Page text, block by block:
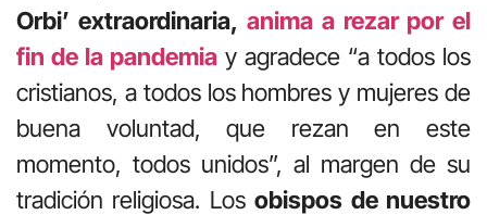
Orbi’ extraordinaria, anima a rezar por el
fin de la pandemia y agradece “a todos los
cristianos, a todos los hombres y mujeres de
buena voluntad, que rezan en este
momento, todos unidos”, al margen de su
tradición religiosa. Losobispos de nuestro